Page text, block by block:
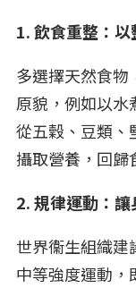
1. 飲食重整：
多選擇天然食物
原貌，例如以水
從五穀、豆類、
攝取營養，回歸
2. 規律運動：
世界衞生組織
中等強度運動，